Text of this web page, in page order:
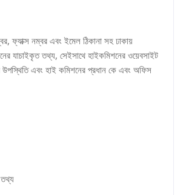
ফ্যাক্স নম্বর এবং ইমেল ঠিকানা সহ ঢাকায়
যাচাইকৃত তথ্য, সেইসাথে হাইকমিশনের ওয়েবসাইট
উপস্থিতি এবং হাই কমিশনের প্রধান কে এবং অফিস